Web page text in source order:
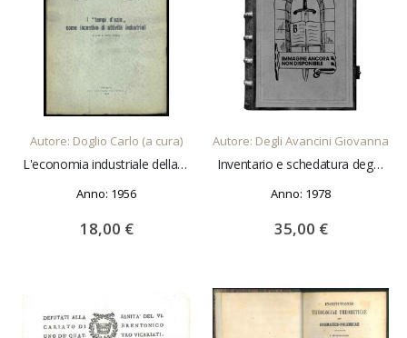
AGGIUNGI AL CARRELLO
Autore: Doglio Carlo (a cura)
L'economia industriale della Regione Trentino-Alto Adige. Indagine diretta dal Prof. Umberto Toschi. Parte prima, Fascicolo 5. I "Tempi d'ozio" come incentivo di attività industriali.
Anno: 1956
18,00 €
AGGIUNGI AL CARRELLO
Autore: Degli Avancini Giovanna
Inventario e schedatura degli edifici storici di via Tomaso Maier e dei palazzi Hippoliti e Gramatica in Pergine Valsugana. Parte III. In Studi Trentini di Scienze Storiche. LVII 1978. N. 1-2
Anno: 1978
35,00 €